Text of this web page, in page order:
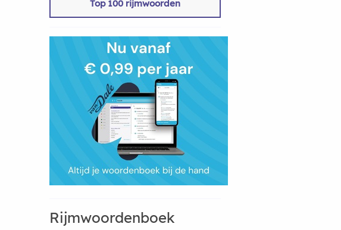
Top 100 rijmwoorden
Rijmwoordenboek